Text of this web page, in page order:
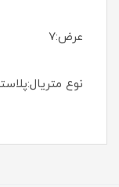
عرض:7
نوع